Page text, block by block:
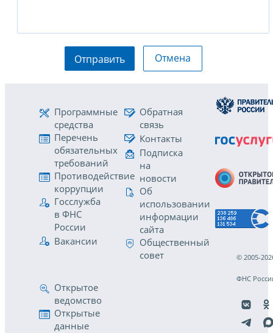
Отправить Отмена
Программные
средства
Перечень
обязательных
требований
Противодействие
коррупции
Госслужба
в ФНС
России
Вакансии
Обратная
связь
Контакты
Подписка
на
новости
Об
использовании
информации
сайта
Общественный
совет
Открытое
ведомство
Открытые
данные
© 2005-
ФНС